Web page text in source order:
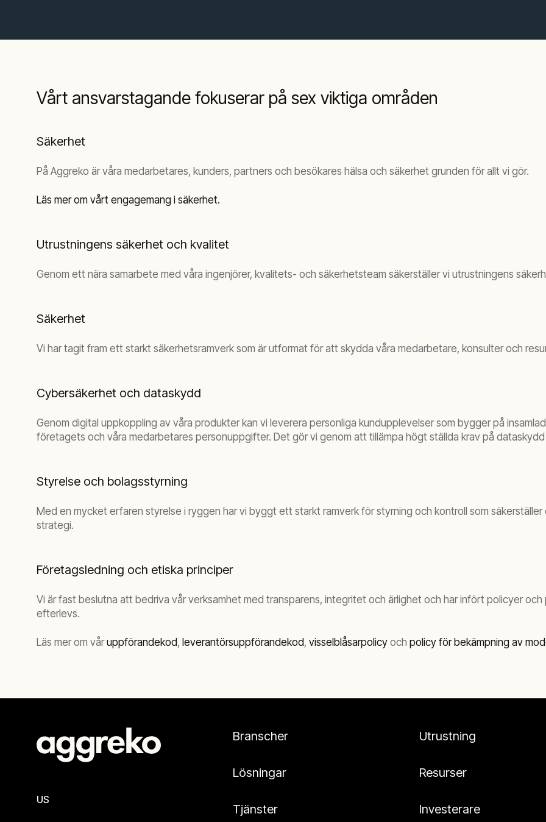
Vårt ansvarstagande fokuserar på sex viktiga områden
Säkerhet
På Aggreko är våra medarbetares, kunders, partners och besökares hälsa och säkerhet grunden för allt vi gör.
Läs mer om vårt engagemang i säkerhet.
Utrustningens säkerhet och kvalitet
Genom ett nära samarbete med våra ingenjörer, kvalitets- och säkerhetsteam säkerställer vi utrustningens
Säkerhet
Vi har tagit fram ett starkt säkerhetsramverk som är utformat för att skydda våra medarbetare, konsulter och
Cybersäkerhet och dataskydd
Genom digital uppkoppling av våra produkter kan vi leverera personliga kundupplevelser som bygger på
företagets och våra medarbetares personuppgifter. Det gör vi genom att tillämpa högt ställda krav på
Styrelse och bolagsstyrning
Med en mycket erfaren styrelse i ryggen har vi byggt ett starkt ramverk för styrning och kontroll som
strategi.
Företagsledning och etiska principer
Vi är fast beslutna att bedriva vår verksamhet med transparens, integritet och ärlighet och har infört policyer
efterlevs.
Läs mer om våruppförandekod, leverantörsuppförandekod, visselblåsarpolicy och policy för bekämpning av
US
Branscher
Lösningar
Tjänster
Utrustning
Resurser
Investerare